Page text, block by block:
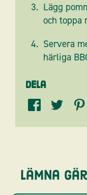
Lägg
och toppa
Servera
härliga
Dela
Lämna